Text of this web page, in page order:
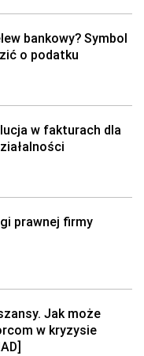
bankowy? Symbol
o podatku
w fakturach dla
prawnej firmy
Jak może
w kryzysie